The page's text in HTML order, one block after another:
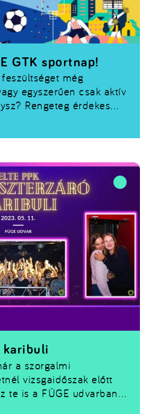
még
egyszerűen csak aktív
Rengeteg érdekes
GTK sportnap!
a szorgalmi
vizsgaidőszak előtt
te is a FÜGE udvarban
karibuli